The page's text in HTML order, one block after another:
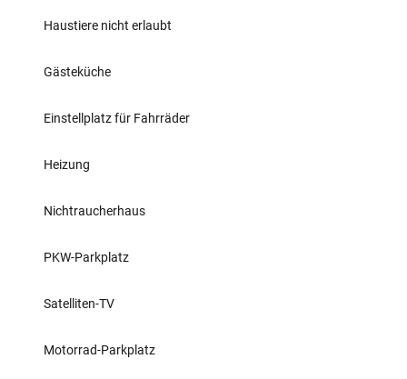
Haustiere nicht erlaubt
Gästeküche
Einstellplatz für Fahrräder
Heizung
Nichtraucherhaus
PKW-Parkplatz
Satelliten-TV
Motorrad-Parkplatz